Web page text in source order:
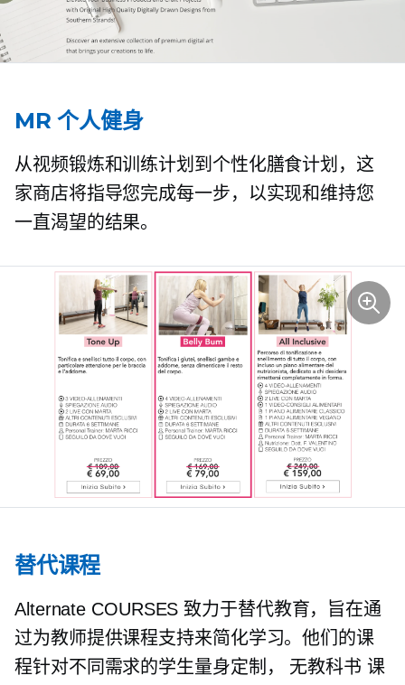
MR 个人健身
从视频锻炼和训练计划到个性化膳食计划，这
家商店将指导您完成每一步，以实现和维持您
一直渴望的结果。
替代课程
Alternate COURSES 致力于替代教育，旨在通
过为教师提供课程支持来简化学习。他们的课
程针对不同需求的学生量身定制， 无教科书 课